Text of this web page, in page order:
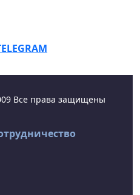
Все права защищены